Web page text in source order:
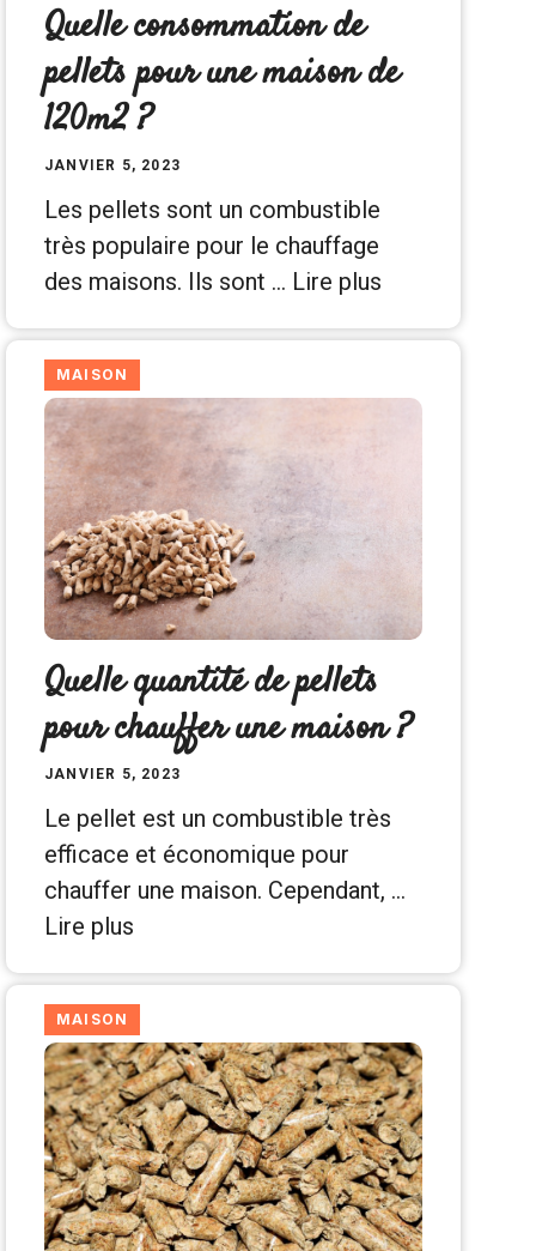
Quelle consommation de
pellets pour une maison de
120m2 ?
JANVIER 5, 2023
Les pellets sont un combustible
très populaire pour le chauffage
des maisons. Ils sont … Lire plus
MAISON
Quelle quantité de pellets
pour chauffer une maison ?
JANVIER 5, 2023
Le pellet est un combustible très
efficace et économique pour
chauffer une maison. Cependant, …
Lire plus
MAISON